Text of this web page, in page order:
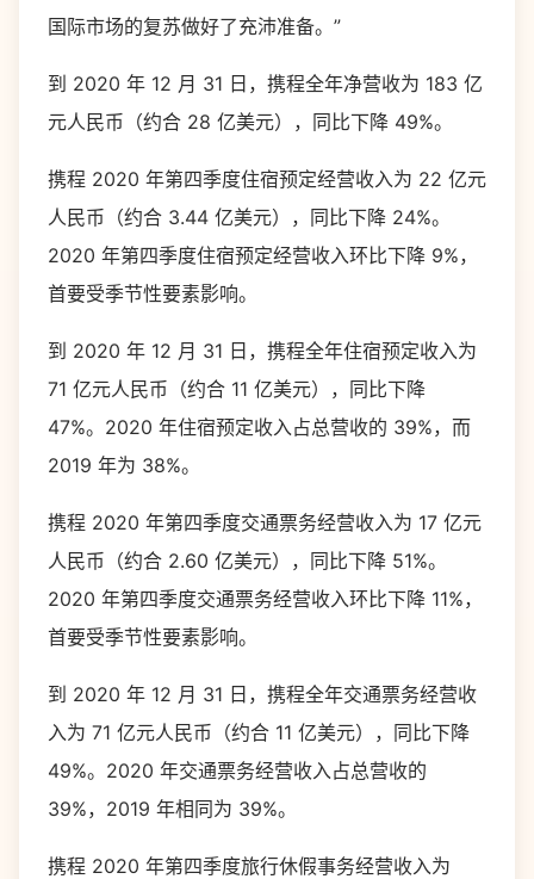
国际市场的复苏做好了充沛准备。”
到 2020 年 12 月 31 日，携程全年净营收为 183 亿
元人民币（约合 28 亿美元），同比下降 49%。
携程 2020 年第四季度住宿预定经营收入为 22 亿元
人民币（约合 3.44 亿美元），同比下降 24%。
2020 年第四季度住宿预定经营收入环比下降 9%，
首要受季节性要素影响。
到 2020 年 12 月 31 日，携程全年住宿预定收入为
71 亿元人民币（约合 11 亿美元），同比下降
47%。2020 年住宿预定收入占总营收的 39%，而
2019 年为 38%。
携程 2020 年第四季度交通票务经营收入为 17 亿元
人民币（约合 2.60 亿美元），同比下降 51%。
2020 年第四季度交通票务经营收入环比下降 11%，
首要受季节性要素影响。
到 2020 年 12 月 31 日，携程全年交通票务经营收
入为 71 亿元人民币（约合 11 亿美元），同比下降
49%。2020 年交通票务经营收入占总营收的
39%，2019 年相同为 39%。
携程 2020 年第四季度旅行休假事务经营收入为